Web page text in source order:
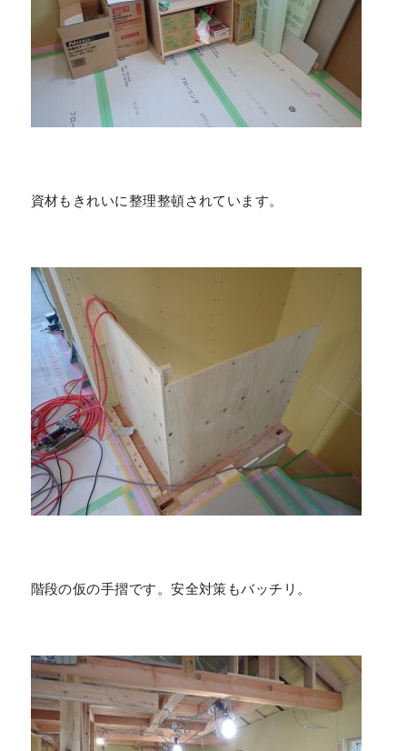
資材もきれいに整理整頓されています。
階段の仮の手摺です。安全対策もバッチリ。